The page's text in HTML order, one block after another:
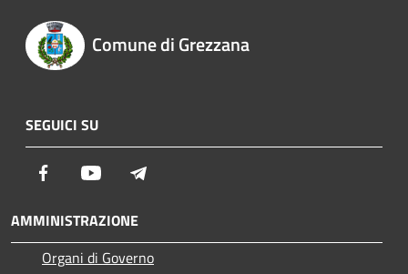
Comune di Grezzana
SEGUICI SU
Facebook Youtube
AMMINISTRAZIONE
Organi di Governo